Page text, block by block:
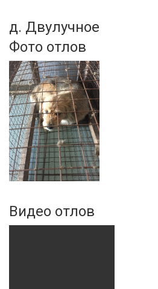
д. Двулучное
Фото отлов
Видео отлов